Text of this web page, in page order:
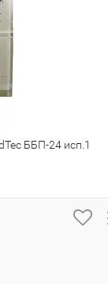
ББП-24 исп.1